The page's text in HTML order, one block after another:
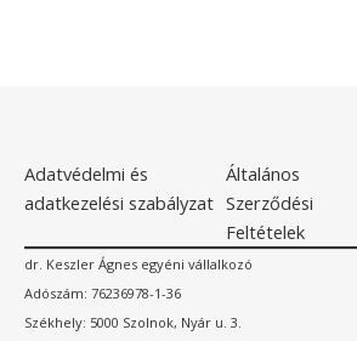
Adatvédelmi és
adatkezelési szabályzat
Általános
Szerződési
Feltételek
dr. Keszler Ágnes egyéni vállalkozó
Adószám: 76236978-1-36
Székhely: 5000 Szolnok, Nyár u. 3.